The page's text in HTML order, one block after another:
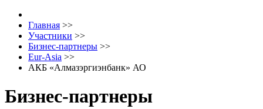
Главная >>
Участники >>
Бизнес-партнеры >>
Eur-Asia >>
АКБ «Алмазэргиэнбанк» АО
Бизнес-партнеры